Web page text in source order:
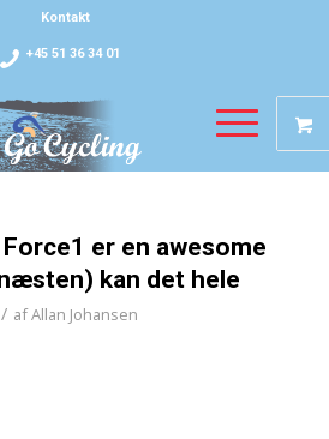
Kontakt
+45 51 36 34 01
Force1 er en awesome
kan det hele
/ afAllan Johansen